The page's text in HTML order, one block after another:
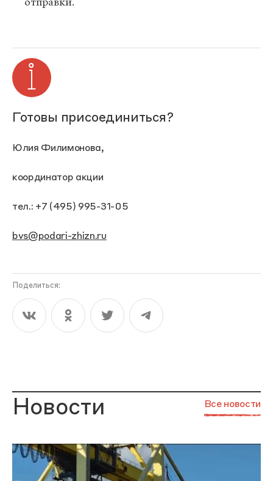
Готовы присоединиться?
Юлия Филимонова,
координатор акции
тел.: +7 (495) 995-31-05
bvs@podari-zhizn.ru
Поделиться:
Новости Все новости